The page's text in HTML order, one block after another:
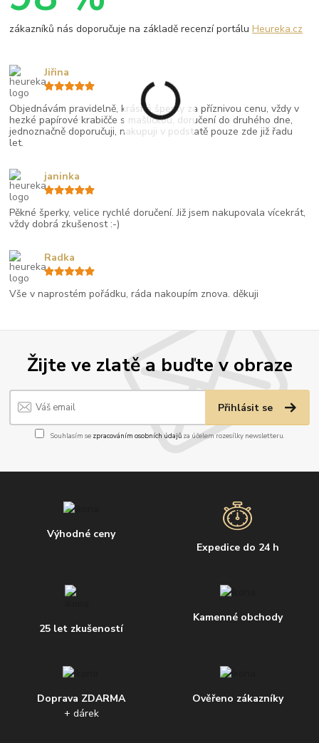
Žijte ve zlatě a buďte v obraze
Přihlásit se
Souhlasím se zpracováním osobních údajůza účelem rozesílky newsletteru.
Výhodné ceny
Expedice do 24 h
25 let zkušeností
Kamenné obchody
Doprava ZDARMA
+ dárek
Ověřeno zákazníky
zákazníků nás doporučuje na základě recenzí portáluHeureka.cz
Objednávám pravidelně, krásné šperky za příznivou cenu, vždy v
hezké papírové krabičče s mašličkou, doručení do druhého dne,
jednoznačně doporučuji, nakupuji v podstatě pouze zde již řadu
let.
Jiřina
Pěkné šperky, velice rychlé doručení. Již jsem nakupovala vícekrát,
vždy dobrá zkušenost :-)
janinka
Vše v naprostém pořádku, ráda nakoupím znova. děkuji
Radka